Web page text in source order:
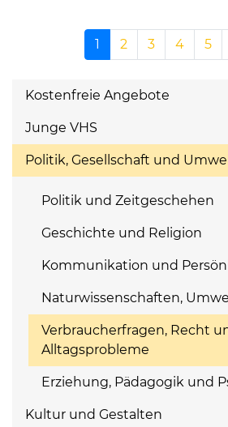
1 2 3 4 5
Kostenfreie Angebote
Junge VHS
Politik, Gesellschaft und
Politik und Zeitgeschehen
Geschichte und Religion
Kommunikation und
Naturwissenschaften,
Verbraucherfragen, Recht
Alltagsprobleme
Erziehung, Pädagogik und
Kultur und Gestalten